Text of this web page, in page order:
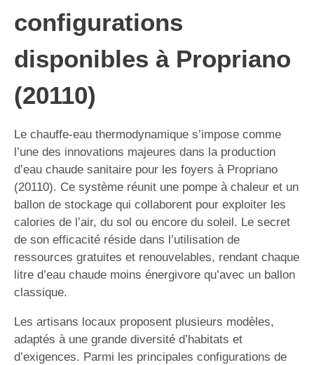
configurations
disponibles à Propriano
(20110)
Le chauffe-eau thermodynamique s’impose comme
l’une des innovations majeures dans la production
d’eau chaude sanitaire pour les foyers à Propriano
(20110). Ce système réunit une pompe à chaleur et un
ballon de stockage qui collaborent pour exploiter les
calories de l’air, du sol ou encore du soleil. Le secret
de son efficacité réside dans l’utilisation de
ressources gratuites et renouvelables, rendant chaque
litre d’eau chaude moins énergivore qu’avec un ballon
classique.
Les artisans locaux proposent plusieurs modèles,
adaptés à une grande diversité d’habitats et
d’exigences. Parmi les principales configurations de